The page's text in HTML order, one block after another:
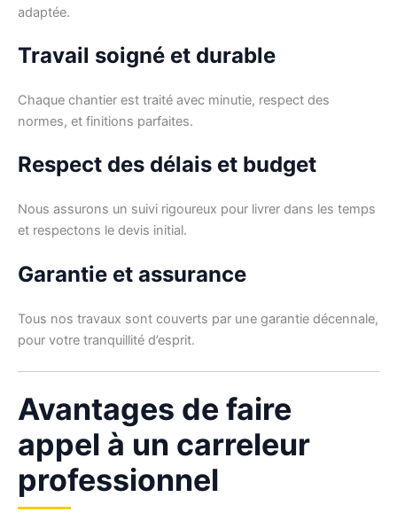
adaptée.
Travail soigné et durable
Chaque chantier est traité avec minutie, respect des
normes, et finitions parfaites.
Respect des délais et budget
Nous assurons un suivi rigoureux pour livrer dans les temps
et respectons le devis initial.
Garantie et assurance
Tous nos travaux sont couverts par une garantie décennale,
pour votre tranquillité d’esprit.
Avantages de faire
appel à un carreleur
professionnel